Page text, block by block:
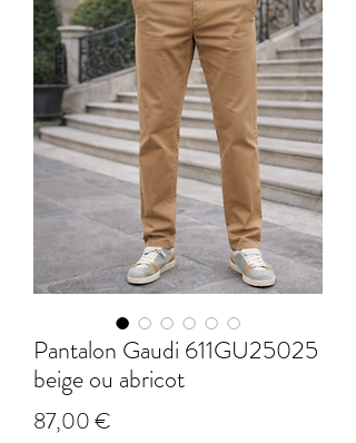
Pantalon Gaudi 611GU25025
beige ou abricot
87,00 €